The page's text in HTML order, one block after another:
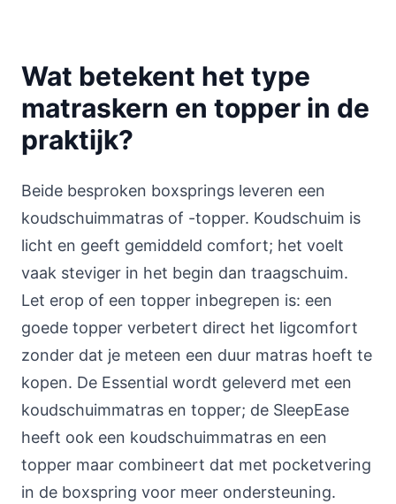
Wat betekent het type
matraskern en topper in de
praktijk?
Beide besproken boxsprings leveren een
koudschuimmatras of -topper. Koudschuim is
licht en geeft gemiddeld comfort; het voelt
vaak steviger in het begin dan traagschuim.
Let erop of een topper inbegrepen is: een
goede topper verbetert direct het ligcomfort
zonder dat je meteen een duur matras hoeft te
kopen. De Essential wordt geleverd met een
koudschuimmatras en topper; de SleepEase
heeft ook een koudschuimmatras en een
topper maar combineert dat met pocketvering
in de boxspring voor meer ondersteuning.